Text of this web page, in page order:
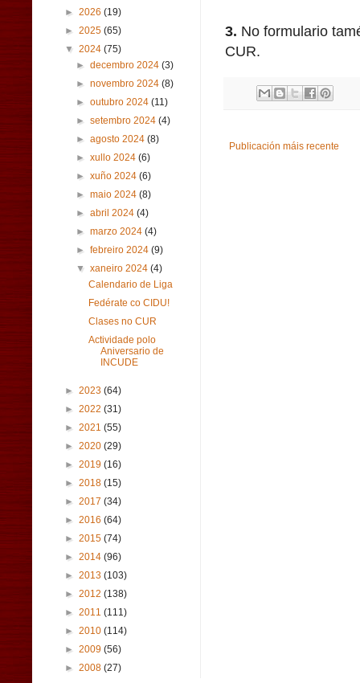
3. No formulario
CUR.
Publicación máis recente
► 2026 (19)
► 2025 (65)
▼ 2024 (75)
►decembro 2024(3)
►novembro 2024(8)
►outubro 2024(11)
►setembro 2024(4)
►agosto 2024(8)
►xullo 2024(6)
►xuño 2024(6)
►maio 2024(8)
►abril 2024(4)
►marzo 2024(4)
►febreiro 2024(9)
▼xaneiro 2024(4)
Calendario de Liga
Fedérate co CIDU!
Clases no CUR
Actividade polo
Aniversario de
INCUDE
► 2023 (64)
► 2022 (31)
► 2021 (55)
► 2020 (29)
► 2019 (16)
► 2018 (15)
► 2017 (34)
► 2016 (64)
► 2015 (74)
► 2014 (96)
► 2013 (103)
► 2012 (138)
► 2011 (111)
► 2010 (114)
► 2009 (56)
► 2008 (27)